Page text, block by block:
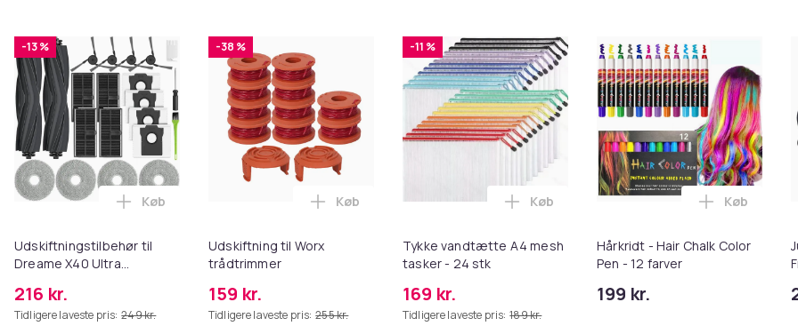
-13 %
Udskiftningstilbehør til
Dreame X40 Ultra
216 kr.
Tidligere laveste pris: 249 kr.
Læg Udskiftningstilbehør til Dreame X40 Ultra Complete i kurven
Køb
-38 %
Udskiftning til Worx
trådtrimmer
159 kr.
Tidligere laveste pris: 255 kr.
Læg Udskiftning til Worx trådtrimmer i kurven
Køb
-11 %
Tykke vandtætte A4 mesh
tasker - 24 stk
169 kr.
Tidligere laveste pris: 189 kr.
Læg Tykke vandtætte A4 mesh tasker - 24
Køb
Hårkridt - Hair Chalk Color
Pen - 12 farver
199 kr.
Læg
Køb